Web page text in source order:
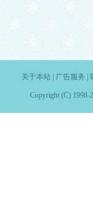
关于本站| 广告服务
Copyright (C) 1998-